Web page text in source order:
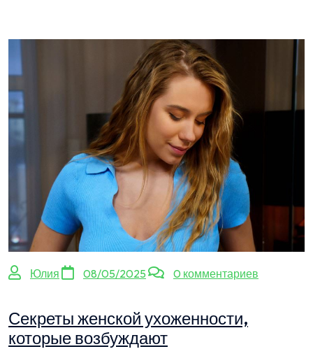
Юлия 08/05/2025 0 комментариев
Секреты женской ухоженности,
которые возбуждают